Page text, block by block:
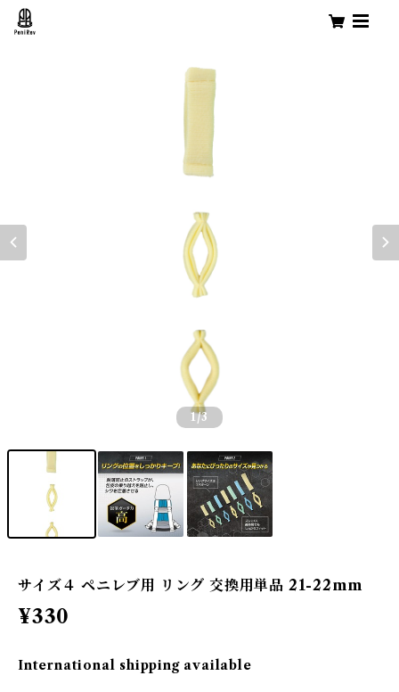
1/3
サイズ４ ペニレブ用 リング 交換用単品 21-22mm
¥330
International shipping available